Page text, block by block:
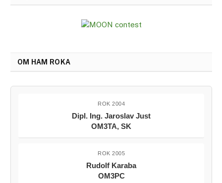
OM HAM ROKA
ROK 2004
Dipl. Ing. Jaroslav Just
OM3TA, SK
ROK 2005
Rudolf Karaba
OM3PC